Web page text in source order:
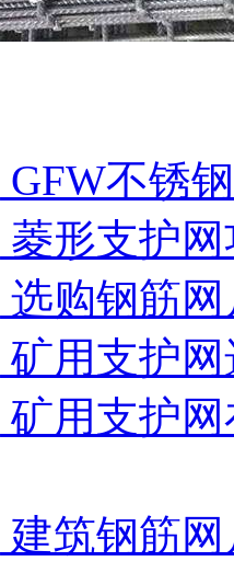
GFW不锈
菱形支护
选购钢筋
矿用支护
矿用支护
建筑钢筋